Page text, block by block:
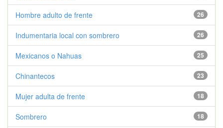
26
Hombre adulto de frente
26
Indumentaria local con sombrero
25
Mexicanos o Nahuas
23
Chinantecos
18
Mujer adulta de frente
18
Sombrero